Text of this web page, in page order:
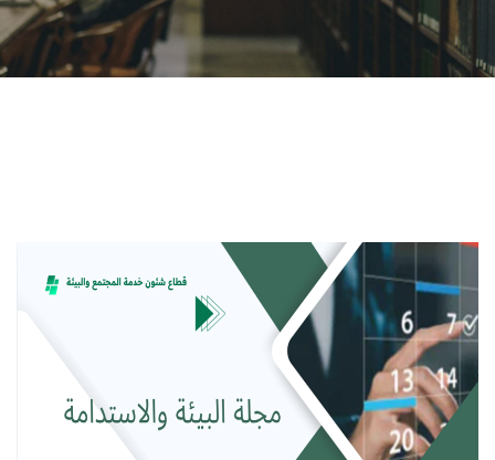
الشئون الأكاديمية
البحث العلمي
تواصل معنا